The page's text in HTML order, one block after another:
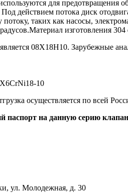
для предотвращения
действием потока диск
таких как насосы,
изготовления
08Х18Н10. Зарубежные
10
осуществляется по всей
паспорт на данную серию
ул. Молодежная, д. 30